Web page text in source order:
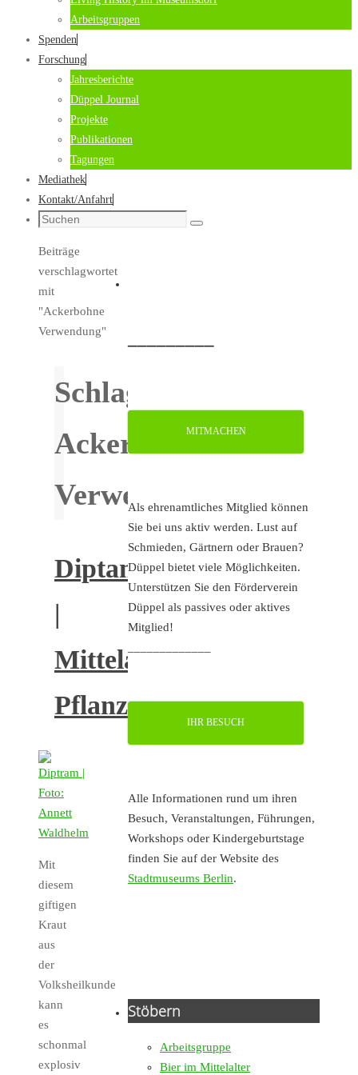
Arbeitsgruppen
Spenden
Forschung
Jahresberichte
Düppel Journal
Projekte
Publikationen
Tagungen
Mediathek
Kontakt/Anfahrt
Suche
Suchen
Start
Beiträge
verschlagwortet
mit
"Ackerbohne
Verwendung"
Schlagwort:
Ackerbohne
Verwendung
Diptam
|
Mittelalterliche
Pflanzen
Mit
diesem
giftigen
Kraut
aus
der
Volksheilkunde
kann
es
schonmal
explosiv
MITMACHEN
Als ehrenamtliches Mitglied können
Sie bei uns aktiv werden. Lust auf
Schmieden, Gärtnern oder Brauen?
Düppel bietet viele Möglichkeiten.
Unterstützen Sie den Förderverein
Düppel als passives oder aktives
Mitglied!
IHR BESUCH
Alle Informationen rund um ihren
Besuch, Veranstaltungen, Führungen,
Workshops oder Kindergeburtstage
finden Sie auf der Website des
Stadtmuseums Berlin.
Stöbern
Arbeitsgruppe
Bier im Mittelalter